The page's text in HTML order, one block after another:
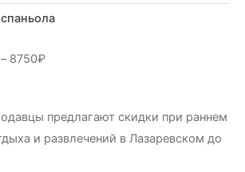
8750₽
предлагают скидки при раннем
и развлечений в Лазаревском до